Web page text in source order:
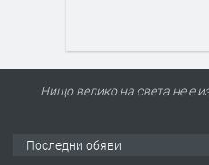
Нищо велико на света не е
Последни обяви
Под НАЕМ